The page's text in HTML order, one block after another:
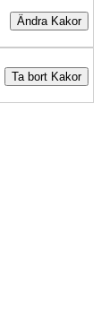
Ändra Kakor
Ta bort Kakor